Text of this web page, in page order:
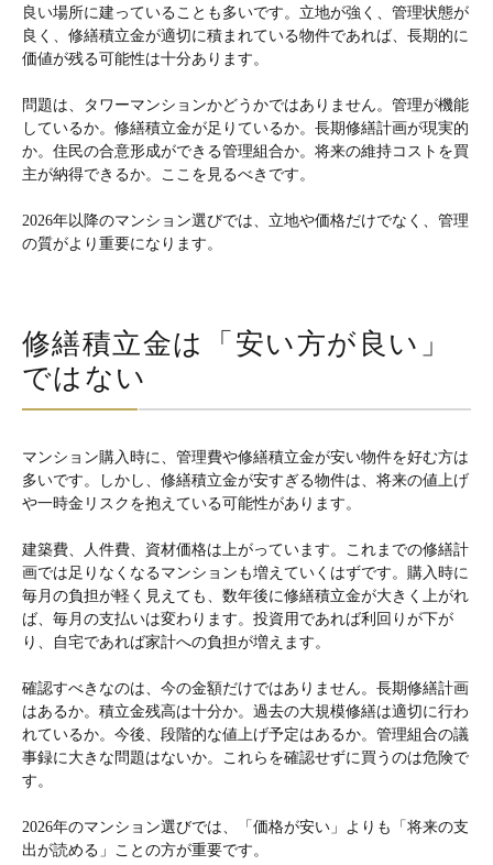
良い場所に建っていることも多いです。立地が強く、管理状態が
良く、修繕積立金が適切に積まれている物件であれば、長期的に
価値が残る可能性は十分あります。
問題は、タワーマンションかどうかではありません。管理が機能
しているか。修繕積立金が足りているか。長期修繕計画が現実的
か。住民の合意形成ができる管理組合か。将来の維持コストを買
主が納得できるか。ここを見るべきです。
2026年以降のマンション選びでは、立地や価格だけでなく、管理
の質がより重要になります。
修繕積立金は「安い方が良い」
ではない
マンション購入時に、管理費や修繕積立金が安い物件を好む方は
多いです。しかし、修繕積立金が安すぎる物件は、将来の値上げ
や一時金リスクを抱えている可能性があります。
建築費、人件費、資材価格は上がっています。これまでの修繕計
画では足りなくなるマンションも増えていくはずです。購入時に
毎月の負担が軽く見えても、数年後に修繕積立金が大きく上がれ
ば、毎月の支払いは変わります。投資用であれば利回りが下が
り、自宅であれば家計への負担が増えます。
確認すべきなのは、今の金額だけではありません。長期修繕計画
はあるか。積立金残高は十分か。過去の大規模修繕は適切に行わ
れているか。今後、段階的な値上げ予定はあるか。管理組合の議
事録に大きな問題はないか。これらを確認せずに買うのは危険で
す。
2026年のマンション選びでは、「価格が安い」よりも「将来の支
出が読める」ことの方が重要です。